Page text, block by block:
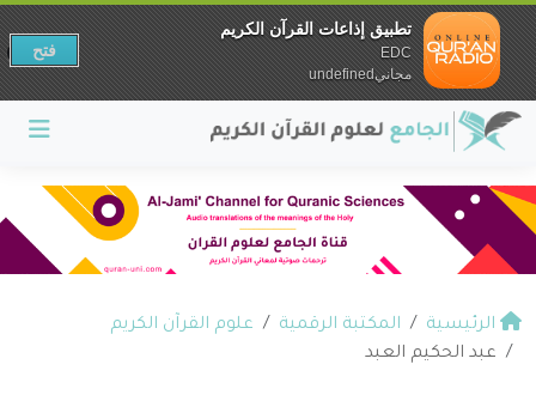
الرئيسية المكتبة الرقمية
علوم القرآن الكريم
عبد الحكيم العبد
تطبيق إذاعات القرآن الكريم
EDC
مجانيundefined
فتح